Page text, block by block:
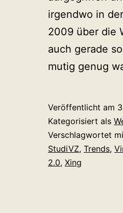
irgendwo in
2009 über die
auch gerade
mutig genug
Veröffentlicht am
Kategorisiert als
Verschlagwortet
StudiVZ, Trends,
2.0, Xing